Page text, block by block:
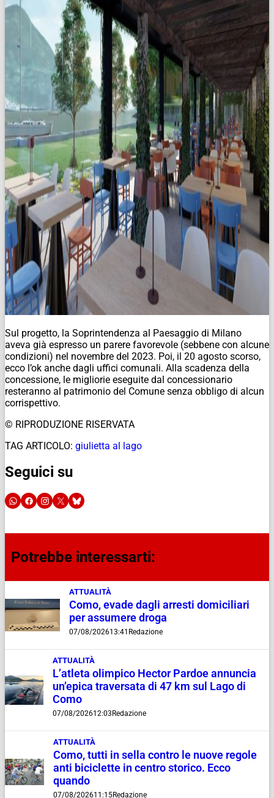
Sul progetto, la Soprintendenza al Paesaggio di Milano
aveva già espresso un parere favorevole (sebbene con alcune
condizioni) nel novembre del 2023. Poi, il 20 agosto scorso,
ecco l’ok anche dagli uffici comunali. Alla scadenza della
concessione, le migliorie eseguite dal concessionario
resteranno al patrimonio del Comune senza obbligo di alcun
corrispettivo.
© RIPRODUZIONE RISERVATA
TAG ARTICOLO: giulietta al lago
Seguici su
Potrebbe interessarti:
ATTUALITÀ
Como, evade dagli arresti domiciliari
per assumere droga
07/08/202613:41 Redazione
ATTUALITÀ
L’atleta olimpico Hector Pardoe annuncia
un’epica traversata di 47 km sul Lago di
Como
07/08/202612:03 Redazione
ATTUALITÀ
Como, tutti in sella contro le nuove regole
anti biciclette in centro storico. Ecco
quando
07/08/202611:15Redazione